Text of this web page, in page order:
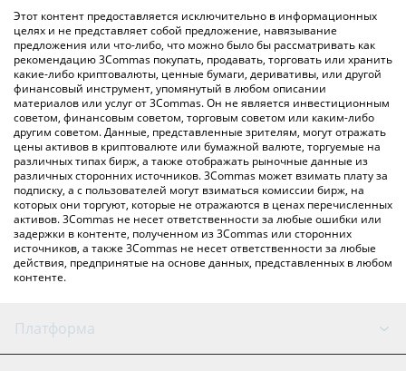
Вы также можете использовать приведенную выше таблицу
цен TRONPAD, чтобы проверить последние цены на
TRONPAD в основных фиатных и криптовалютах.
Этот контент предоставляется исключительно в информационных
целях и не представляет собой предложение, навязывание
предложения или что-либо, что можно было бы рассматривать как
рекомендацию 3Commas покупать, продавать, торговать или хранить
какие-либо криптовалюты, ценные бумаги, деривативы, или другой
финансовый инструмент, упомянутый в любом описании
материалов или услуг от 3Commas. Он не является инвестиционным
советом, финансовым советом, торговым советом или каким-либо
другим советом. Данные, представленные зрителям, могут отражать
цены активов в криптовалюте или бумажной валюте, торгуемые на
различных типах бирж, а также отображать рыночные данные из
различных сторонних источников. 3Commas может взимать плату за
подписку, а с пользователей могут взиматься комиссии бирж, на
которых они торгуют, которые не отражаются в ценах перечисленных
активов. 3Commas не несет ответственности за любые ошибки или
задержки в контенте, полученном из 3Commas или сторонних
источников, а также 3Commas не несет ответственности за любые
действия, предпринятые на основе данных, представленных в любом
контенте.
Платформа